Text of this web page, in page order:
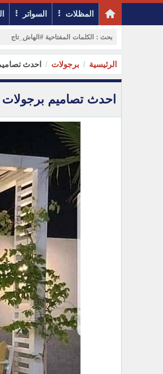
المظلات السواتر
الرئيسية برجولات احدث تصاميم برجولات
احدث تصاميم برجولات وجلسات خارجية